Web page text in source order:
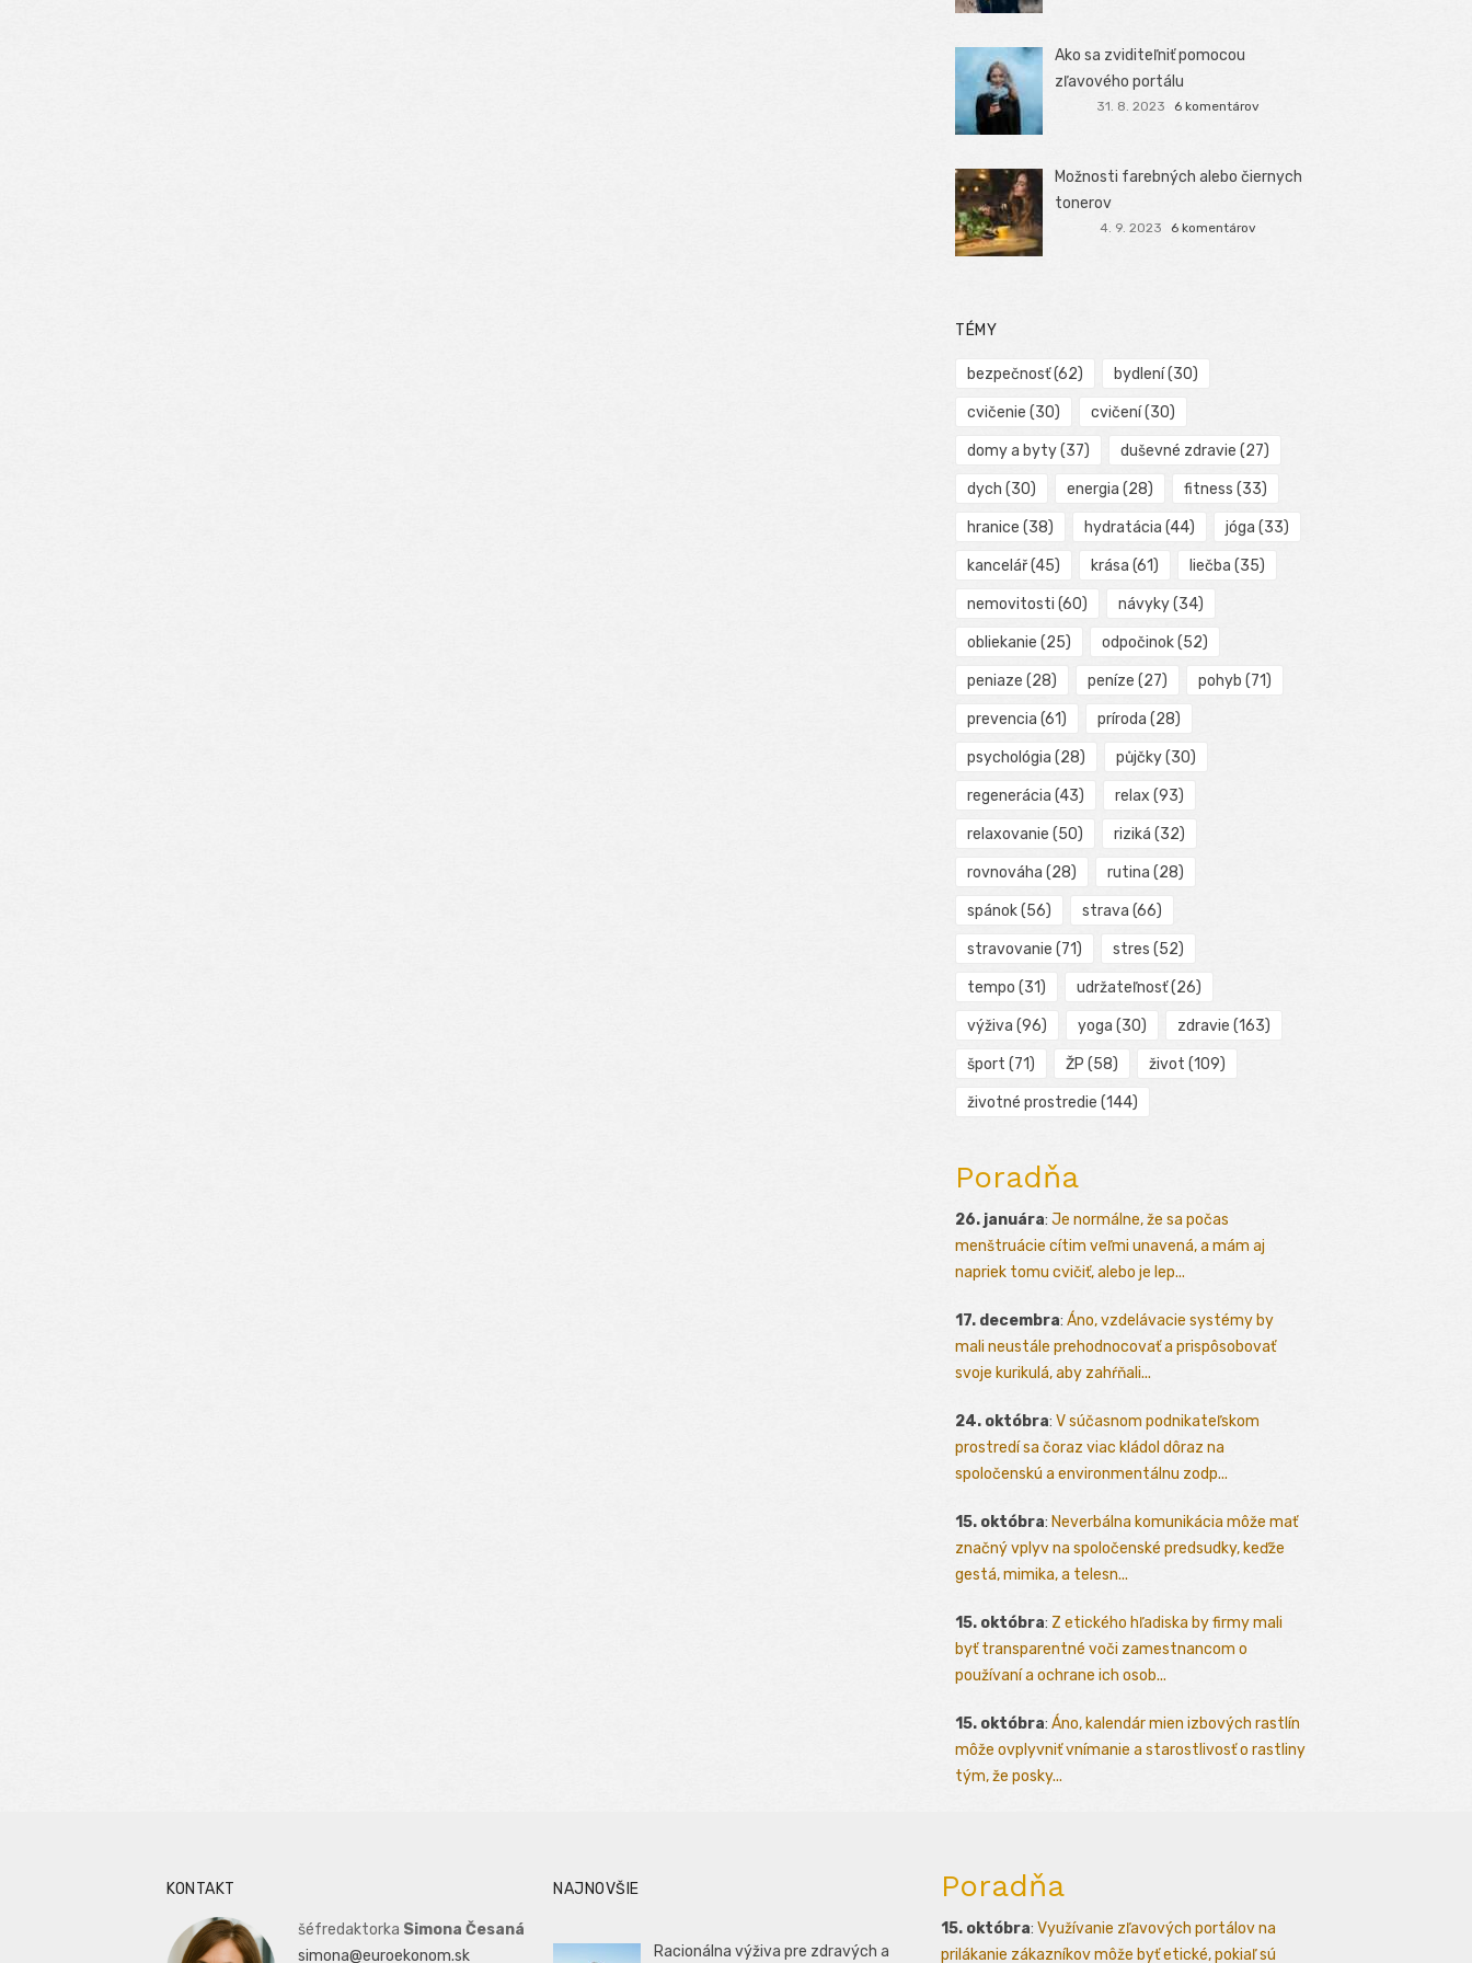
Ako sa zviditeľniť pomocou
zľavového portálu
31. 8. 2023 6 komentárov
Možnosti farebných alebo čiernych
tonerov
4. 9. 2023 6 komentárov
TÉMY
bezpečnosť(62) bydlení(30)
cvičenie (30) cvičení(30)
domy a byty(37) duševné zdravie (27)
dych (30) energia (28) fitness (33)
hranice (38) hydratácia (44) jóga (33)
kancelář(45) krása (61) liečba (35)
nemovitosti (60) návyky(34)
obliekanie (25) odpočinok(52)
peniaze (28) peníze (27) pohyb (71)
prevencia (61) príroda (28)
psychológia (28) půjčky(30)
regenerácia (43) relax (93)
relaxovanie (50) riziká (32)
rovnováha (28) rutina (28)
spánok(56) strava (66)
stravovanie (71) stres (52)
tempo (31) udržateľnosť(26)
výživa (96) yoga (30) zdravie (163)
šport (71) ŽP (58) život (109)
životné prostredie (144)
Poradňa
26. januára: Je normálne, že sa počas
menštruácie cítim veľmi unavená, a mám aj
napriek tomu cvičiť, alebo je lep...
17. decembra: Áno, vzdelávacie systémy by
mali neustále prehodnocovať a prispôsobovať
svoje kurikulá, aby zahŕňali...
24. októbra: V súčasnom podnikateľskom
prostredí sa čoraz viac kládol dôraz na
spoločenskú a environmentálnu zodp...
15. októbra: Neverbálna komunikácia môže mať
značný vplyv na spoločenské predsudky, keďže
gestá, mimika, a telesn...
15. októbra: Z etického hľadiska by firmy mali
byť transparentné voči zamestnancom o
používaní a ochrane ich osob...
15. októbra: Áno, kalendár mien izbových rastlín
môže ovplyvniť vnímanie a starostlivosť o rastliny
tým, že posky...
KONTAKT
šéfredaktorka Simona Česaná
simona@euroekonom.sk
NAJNOVŠIE
Racionálna výživa pre zdravých a
Poradňa
15. októbra: Využívanie zľavových portálov na
prilákanie zákazníkov môže byť etické, pokiaľ sú